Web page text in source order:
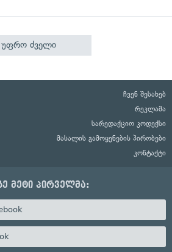
უფრო ძველი
ჩვენ შესახებ
რეკლამა
სარედაქციო კოდექსი
მასალის გამოყენების პირობები
კონტაქტი
მეტი პირველმა: